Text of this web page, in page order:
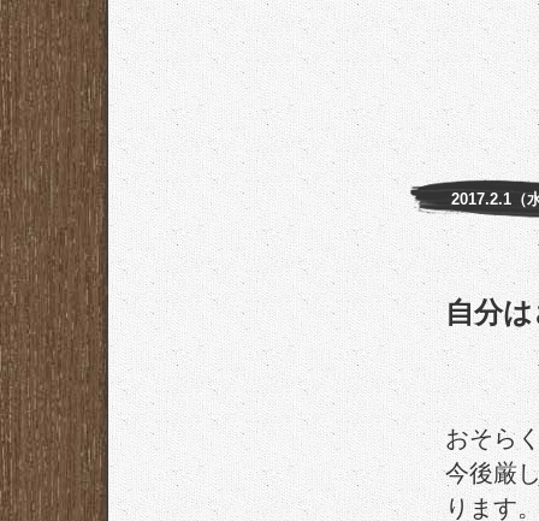
2017.2.1（
自分
おそら
今後厳
ります